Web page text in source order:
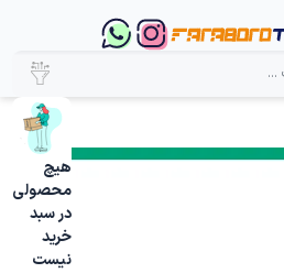
هیچ
محصولی
در سبد
خرید
نیست